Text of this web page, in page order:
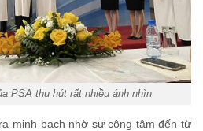
PSA thu hút rất nhiều ánh nhìn
minh bạch nhờ sự công tâm đến từ